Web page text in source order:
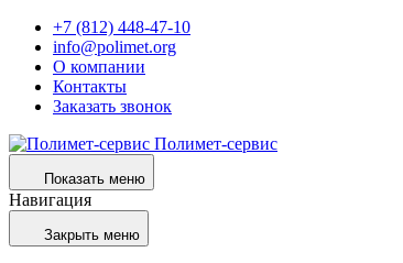
+7 (812) 448-47-10
info@polimet.org
О компании
Контакты
Заказать звонок
Полимет-сервис
Показать меню
Навигация
Закрыть меню